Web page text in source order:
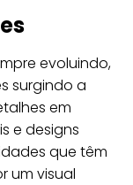
evoluindo,
surgindo a
em
e designs
que têm
um visual